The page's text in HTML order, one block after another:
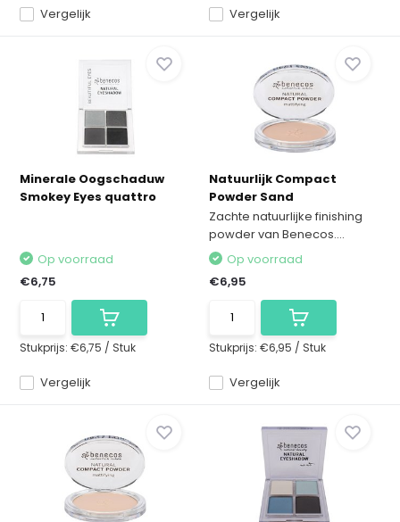
Vergelijk Vergelijk
Minerale Oogschaduw
Smokey Eyes quattro
Vergelijk
Op voorraad
€6,75
Stukprijs:€6,75 / Stuk
Natuurlijk Compact
Powder Sand
Zachte natuurlijke finishing
powder van Benecos....
Vergelijk
Op voorraad
€6,95
Stukprijs: €6,95 / Stuk